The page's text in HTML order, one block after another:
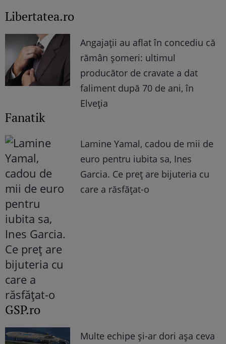
Libertatea.ro
Angajații au aflat în concediu că
rămân șomeri: ultimul
producător de cravate a dat
faliment după 70 de ani, în
Elveția
Fanatik
Lamine Yamal, cadou de mii de
euro pentru iubita sa, Ines
Garcia. Ce preț are bijuteria cu
care a răsfățat-o
GSP.ro
Multe echipe și-ar dori așa ceva